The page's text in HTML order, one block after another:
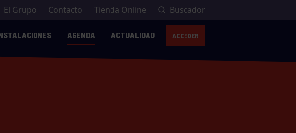
El Grupo Contacto Tienda Online Buscador
AGENDA ACTUALIDAD ACCEDER